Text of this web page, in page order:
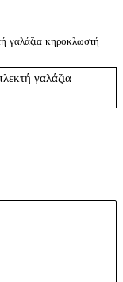
γαλάζια κηροκλωστή